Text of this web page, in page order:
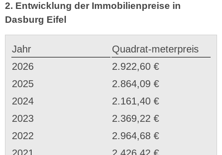
2. Entwicklung der Immobilienpreise in
Dasburg Eifel
Jahr
Quadrat-meterpreis
2026
2.922,60 €
2025
2.864,09 €
2024
2.161,40 €
2023
2.369,22 €
2022
2.964,68 €